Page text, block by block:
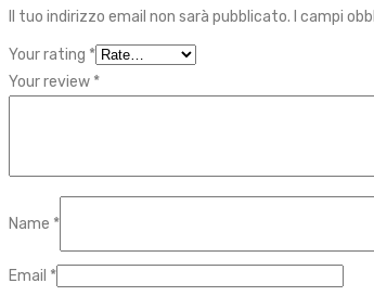
Il tuo indirizzo email non sarà pubblicato. I campi
Your rating *
Your review *
Name *
Email *